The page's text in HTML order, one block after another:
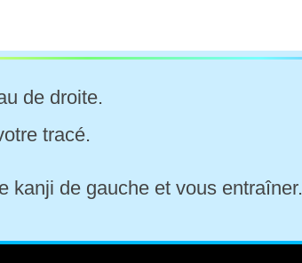
de droite.
tracé.
kanji de gauche et vous entraîner.